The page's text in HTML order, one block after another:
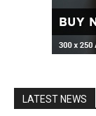
LATEST NEWS